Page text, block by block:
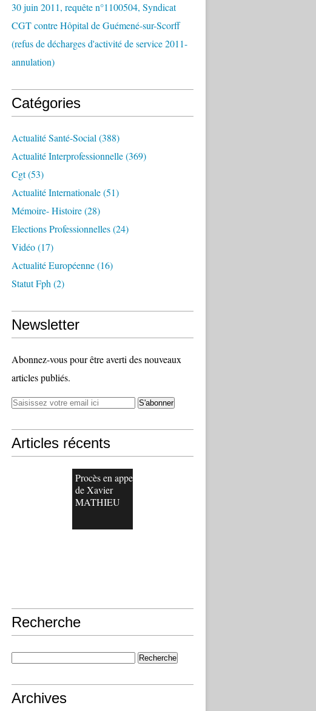
30 juin 2011, requête n°1100504, Syndicat
CGT contre Hôpital de Guémené-sur-Scorff
(refus de décharges d'activité de service 2011-
annulation)
Catégories
Actualité Santé-Social (388)
Actualité Interprofessionnelle(369)
Cgt(53)
Actualité Internationale(51)
Mémoire- Histoire(28)
Elections Professionnelles(24)
Vidéo(17)
Actualité Européenne(16)
Statut Fph (2)
Newsletter
Abonnez-vous pour être averti des nouveaux
articles publiés.
Articles récents
Procès en appel
de Xavier
MATHIEU
Recherche
Archives